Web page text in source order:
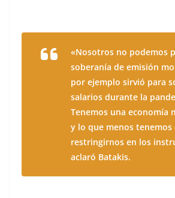
«Nosotros no podemos
soberanía de emisión
por ejemplo sirvió para
salarios durante la
Tenemos una economía
y lo que menos tenemos
restringirnos en los
aclaró Batakis.